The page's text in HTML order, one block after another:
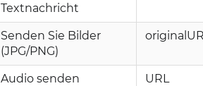
Textnachricht
Senden Sie Bilder
(JPG/PNG)
Audio senden
URL